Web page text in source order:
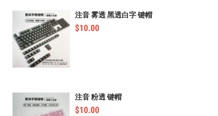
注音 雾透 黑透白字 键帽
$10.00
注音 粉透 键帽
$10.00